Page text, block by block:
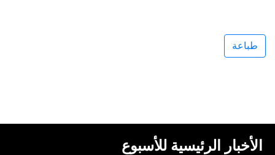
طباعة
الأخبار الرئيسية للأسبوع